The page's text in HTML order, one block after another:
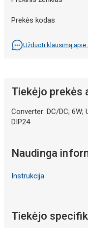
Prekės kodas
Užduoti klausimą apie
Tiekėjo prekės
Converter: DC/DC; 6W;
DIP24
Naudinga
Instrukcija
Tiekėjo